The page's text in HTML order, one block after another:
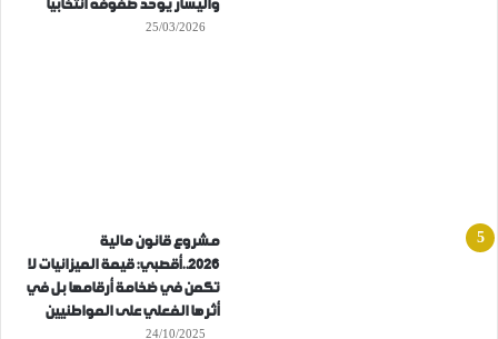
واليسار يوحد صفوفه انتخابيا
25/03/2026
مشروع قانون مالية
2026..أقصبي: قيمة الميزانيات لا
تكمن في ضخامة أرقامها بل في
أثرها الفعلي على المواطنيين
24/10/2025